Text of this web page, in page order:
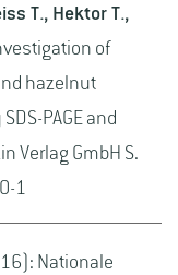
T., Hektor T.,
of
hazelnut
PAGE and
Verlag GmbH S.
1
Nationale